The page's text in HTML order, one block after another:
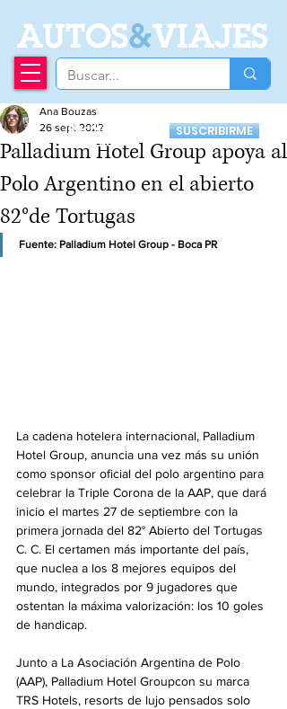
AUTOS&VIAJES
Recibí nuestro
Newsletter
SUSCRIBIRME
Palladium Hotel Group apoya al
Polo Argentino en el abierto
82°de Tortugas
Ana Bouzas
26 sept 2022
Fuente: Palladium Hotel Group - Boca PR
La cadena hotelera internacional, Palladium
Hotel Group, anuncia una vez más su unión
como sponsor oficial del polo argentino para
celebrar la Triple Corona de la AAP, que dará
inicio el martes 27 de septiembre con la
primera jornada del 82° Abierto del Tortugas
C. C. El certamen más importante del país,
que nuclea a los 8 mejores equipos del
mundo, integrados por 9 jugadores que
ostentan la máxima valorización: los 10 goles
de handicap.
Junto a La Asociación Argentina de Polo
(AAP), Palladium Hotel Groupcon su marca
TRS Hotels, resorts de lujo pensados solo